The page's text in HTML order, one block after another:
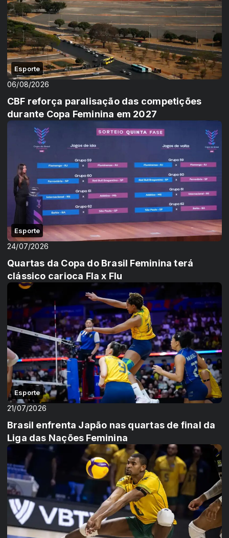
Esporte
06/08/2026
CBF reforça paralisação das competições
durante Copa Feminina em 2027
Esporte
24/07/2026
Quartas da Copa do Brasil Feminina terá
clássico carioca Fla x Flu
Esporte
21/07/2026
Brasil enfrenta Japão nas quartas de final da
Liga das Nações Feminina